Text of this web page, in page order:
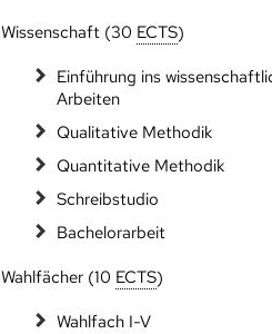
Wissenschaft (30 ECTS)
Einführung ins
Arbeiten
Qualitative Methodik
Quantitative Methodik
Schreibstudio
Bachelorarbeit
Wahlfächer (10 ECTS)
Wahlfach I-V